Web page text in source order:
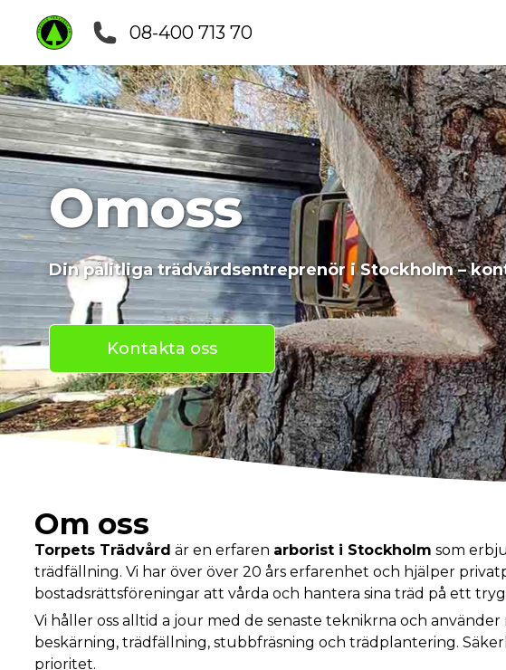
08-400 713 70
Omoss
Din pålitliga trädvårdsentreprenör i Stockholm –
Kontakta oss
Om oss
Torpets Trädvård är en erfaren arborist i Stockholm som
trädfällning. Vi har över över 20 års erfarenhet och hjälper
bostadsrättsföreningar att vårda och hantera sina träd på ett
Vi håller oss alltid a jour med de senaste teknikrna och
beskärning, trädfällning, stubbfräsning och trädplantering.
prioritet.